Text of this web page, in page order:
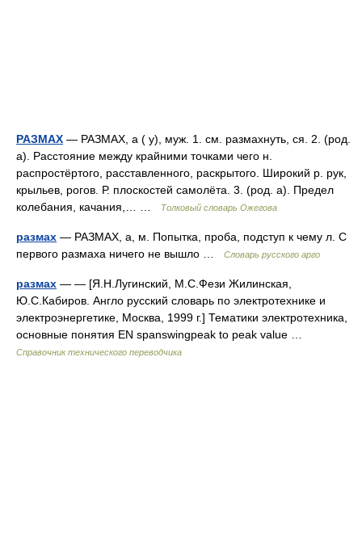
РАЗМАХ — РАЗМАХ, а ( у), муж. 1. см. размахнуть, ся. 2. (род.
а). Расстояние между крайними точками чего н.
распростёртого, расставленного, раскрытого. Широкий р. рук,
крыльев, рогов. Р. плоскостей самолёта. 3. (род. а). Предел
колебания, качания,… …
Толковый словарь Ожегова
размах — РАЗМАХ, а, м. Попытка, проба, подступ к чему л. С
первого размаха ничего не вышло …
Словарь русского арго
размах — — [Я.Н.Лугинский, М.С.Фези Жилинская,
Ю.С.Кабиров. Англо русский словарь по электротехнике и
электроэнергетике, Москва, 1999 г.] Тематики электротехника,
основные понятия EN spanswingpeak to peak value …
Справочник технического переводчика